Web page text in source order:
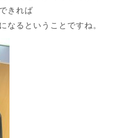
きれば
なるということですね。